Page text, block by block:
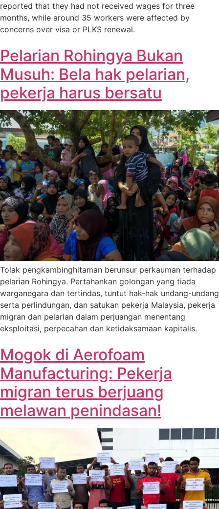
reported that they had not received wages for three
months, while around 35 workers were affected by
concerns over visa or PLKS renewal.
Pelarian Rohingya Bukan
Musuh: Bela hak pelarian,
pekerja harus bersatu
Tolak pengkambinghitaman berunsur perkauman terhadap
pelarian Rohingya. Pertahankan golongan yang tiada
warganegara dan tertindas, tuntut hak-hak undang-undang
serta perlindungan, dan satukan pekerja Malaysia, pekerja
migran dan pelarian dalam perjuangan menentang
eksploitasi, perpecahan dan ketidaksamaan kapitalis.
Mogok di Aerofoam
Manufacturing: Pekerja
migran terus berjuang
melawan penindasan!